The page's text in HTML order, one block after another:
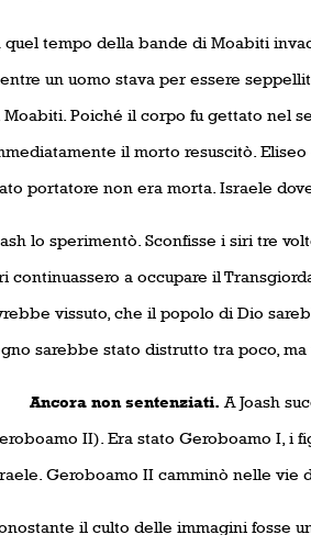
quel tempo della bande di Moabiti
un uomo stava per essere
Moabiti. Poiché il corpo fu gettato nel
il morto resuscitò.
portatore non era morta. Israele
lo sperimentò. Sconfisse i siri tre
continuassero a occupare il
vissuto, che il popolo di Dio
sarebbe stato distrutto tra poco, ma
non sentenziati. A Joash
II). Era stato Geroboamo I, i
Geroboamo II camminò nelle vie
il culto delle immagini fosse